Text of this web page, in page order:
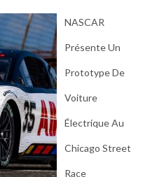
NASCAR
Présente Un
Prototype De
Voiture
Électrique Au
Chicago Street
Race